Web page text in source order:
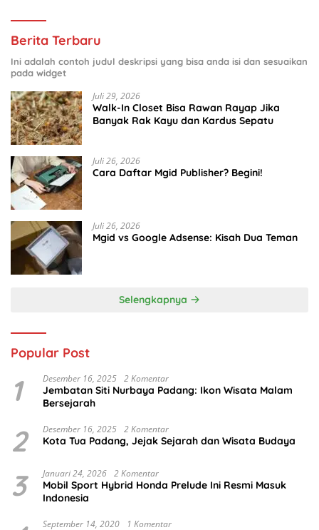
Berita Terbaru
Ini adalah contoh judul deskripsi yang bisa anda isi dan sesuaikan
pada widget
Juli 29, 2026
Walk-In Closet Bisa Rawan Rayap Jika
Banyak Rak Kayu dan Kardus Sepatu
Juli 26, 2026
Cara Daftar Mgid Publisher? Begini!
Juli 26, 2026
Mgid vs Google Adsense: Kisah Dua Teman
Selengkapnya
Popular Post
1 Desember 16, 2025 2 Komentar
Jembatan Siti Nurbaya Padang: Ikon Wisata Malam
Bersejarah
2 Desember 16, 2025 2 Komentar
Kota Tua Padang, Jejak Sejarah dan Wisata Budaya
3 Januari 24, 2026 2 Komentar
Mobil Sport Hybrid Honda Prelude Ini Resmi Masuk
Indonesia
September 14, 2020 1 Komentar